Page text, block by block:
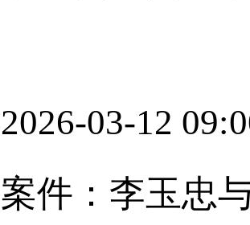
2026-03-12
案件：李玉忠